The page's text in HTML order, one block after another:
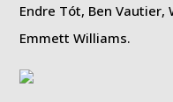
Endre Tót, Ben
Emmett Williams.